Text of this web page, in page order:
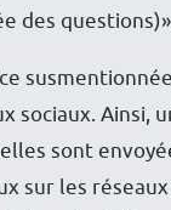
des
sociaux. Ainsi,
sont
sur les